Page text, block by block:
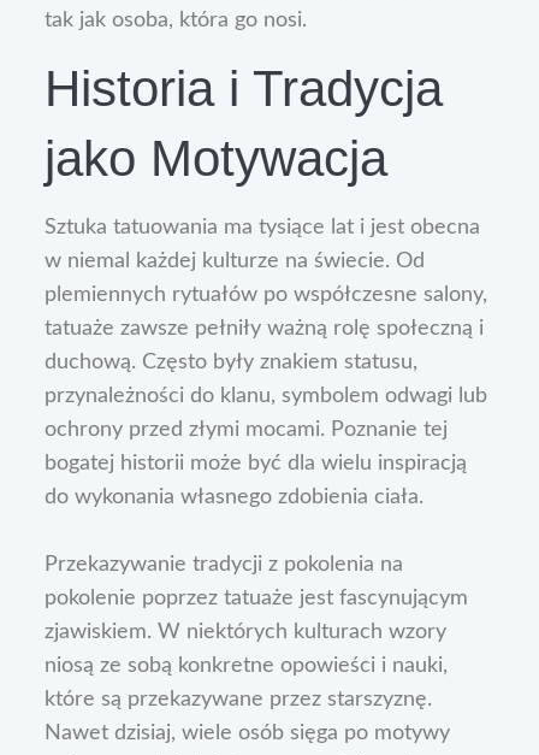
tak jak osoba, która go nosi.
Historia i Tradycja
jako Motywacja
Sztuka tatuowania ma tysiące lat i jest obecna
w niemal każdej kulturze na świecie. Od
plemiennych rytuałów po współczesne salony,
tatuaże zawsze pełniły ważną rolę społeczną i
duchową. Często były znakiem statusu,
przynależności do klanu, symbolem odwagi lub
ochrony przed złymi mocami. Poznanie tej
bogatej historii może być dla wielu inspiracją
do wykonania własnego zdobienia ciała.
Przekazywanie tradycji z pokolenia na
pokolenie poprzez tatuaże jest fascynującym
zjawiskiem. W niektórych kulturach wzory
niosą ze sobą konkretne opowieści i nauki,
które są przekazywane przez starszyznę.
Nawet dzisiaj, wiele osób sięga po motywy